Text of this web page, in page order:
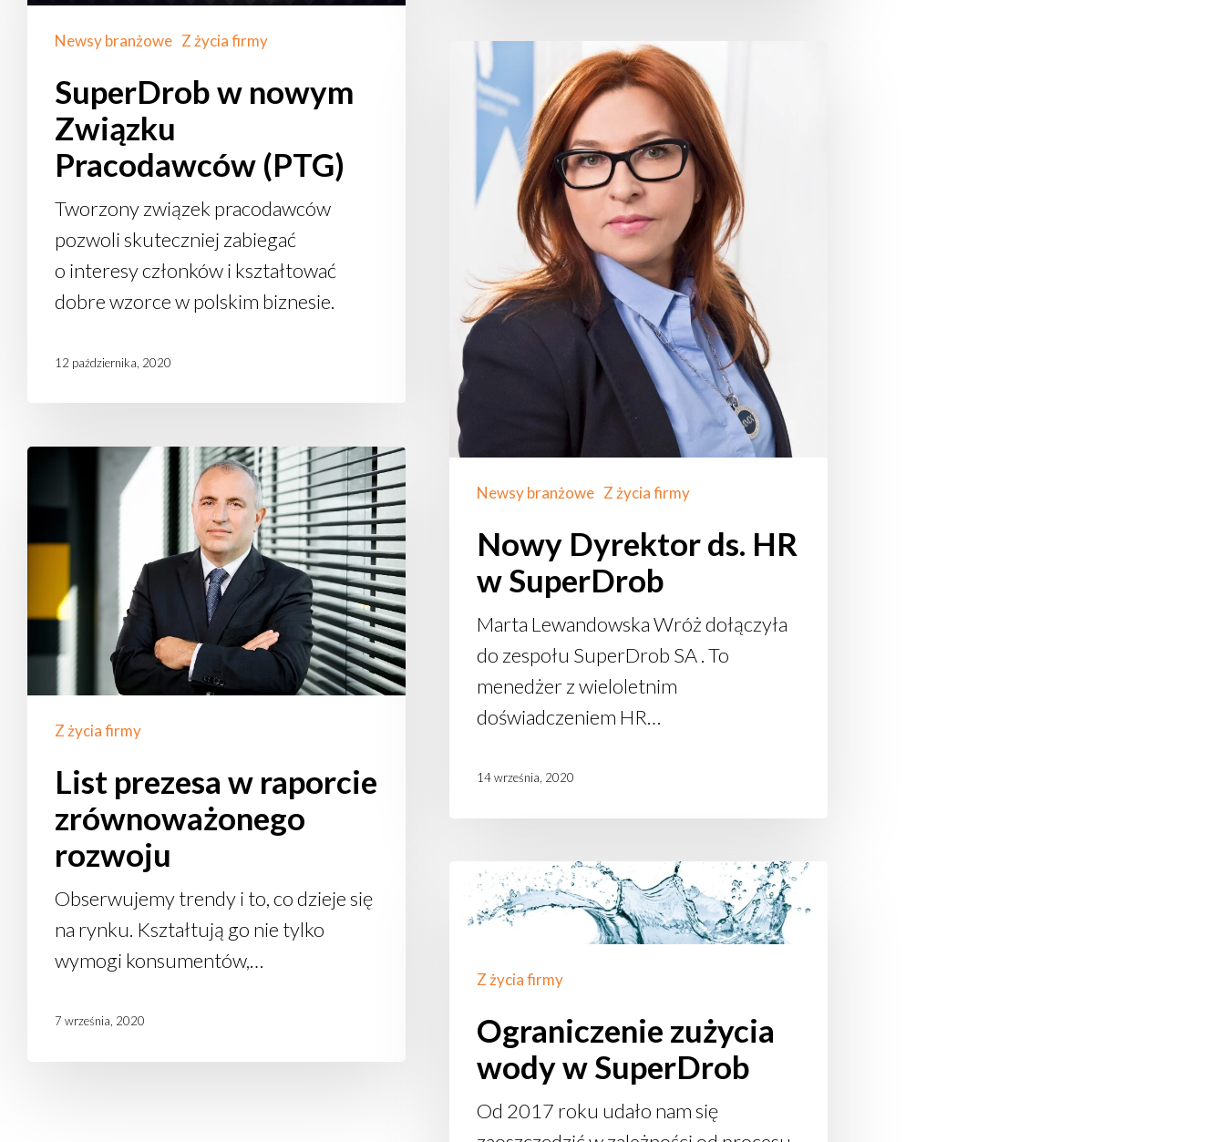
Pracodawców
Newsy branżowe Z życia firmy
SuperDrob w nowym
Związku
Pracodawców (PTG)
Tworzony związek pracodawców
pozwoli skuteczniej zabiegać
o interesy członków i kształtować
dobre wzorce w polskim biznesie.
12 października, 2020
Nowy
Dyrektor
ds. HR
w SuperDrob
Newsy branżowe Z życia firmy
Nowy Dyrektor ds. HR
w SuperDrob
Marta Lewandowska Wróż dołączyła
do zespołu SuperDrob SA . To
menedżer z wieloletnim
doświadczeniem HR…
14 września, 2020
zrównoważonego
rozwoju
Z życia firmy
List prezesa w raporcie
zrównoważonego
rozwoju
Obserwujemy trendy i to, co dzieje się
na rynku. Kształtują go nie tylko
wymogi konsumentów,…
7 września, 2020
Ograniczenie
zużycia
w SuperDrob
Z życia firmy
Ograniczenie zużycia
wody w SuperDrob
Od 2017 roku udało nam się